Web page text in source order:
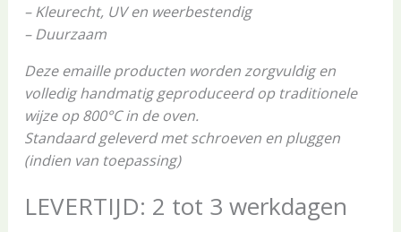
– Kleurecht, UV en weerbestendig
– Duurzaam
Deze emaille producten worden zorgvuldig en
volledig handmatig geproduceerd op traditionele
wijze op 800°C in de oven.
Standaard geleverd met schroeven en pluggen
(indien van toepassing)
LEVERTIJD: 2 tot 3 werkdagen